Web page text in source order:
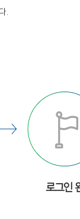
.
로그인